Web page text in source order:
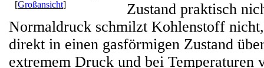
[Großansicht]
Zustand praktisch
Normaldruck schmilzt Kohlenstoff
direkt in einen gasförmigen Zustand
extremem Druck und bei Temperaturen